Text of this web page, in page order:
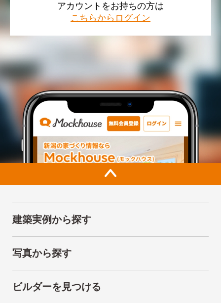
アカウントをお持ちの方は
こちらからログイン
建築実例から探す
写真から探す
ビルダーを見つける